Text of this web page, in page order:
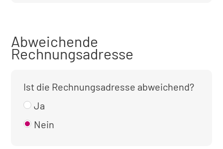
Abweichende
Rechnungsadresse
Ist die Rechnungsadresse abweichend?
Ja
Nein